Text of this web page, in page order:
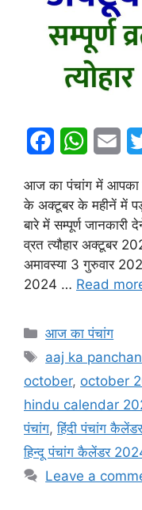
c
e
b
o
k
W
a
t
s
A
p
a
i
l
आज का पंचांग में
के अक्टूबर के महीनें में
बारे में सम्पूर्ण
व्रत त्यौहार अक्टूबर
अमावस्या 3 गुरुवार
2024 … Read
Categories
आज का पंचांग
Tags
aaj ka
october, october
hindu calendar
पंचांग,हिंदी पंचांग
हिन्दू पंचांग कैलेंडर
Leave a